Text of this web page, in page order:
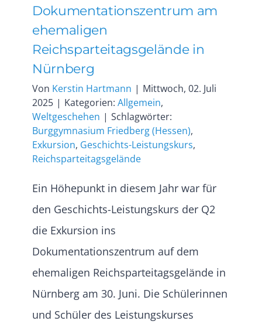
Dokumentationszentrum am
ehemaligen
Reichsparteitagsgelände in
Nürnberg
Von Kerstin Hartmann | Mittwoch, 02. Juli
2025 | Kategorien: Allgemein,
Weltgeschehen | Schlagwörter:
Burggymnasium Friedberg (Hessen),
Exkursion, Geschichts-Leistungskurs,
Reichsparteitagsgelände
Ein Höhepunkt in diesem Jahr war für
den Geschichts-Leistungskurs der Q2
die Exkursion ins
Dokumentationszentrum auf dem
ehemaligen Reichsparteitagsgelände in
Nürnberg am 30. Juni. Die Schülerinnen
und Schüler des Leistungskurses